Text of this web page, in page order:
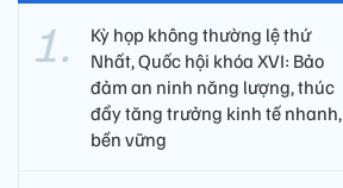
Kỳ họp không thường lệ thứ
Nhất, Quốc hội khóa XVI: Bảo
đảm an ninh năng lượng, thúc
đẩy tăng trưởng kinh tế nhanh,
bền vững